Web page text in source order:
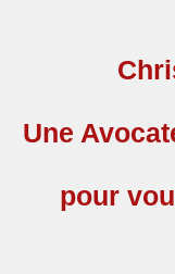
Une
pour